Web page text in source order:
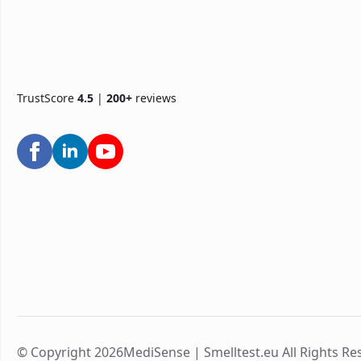
TrustScore 4.5 | 200+ reviews
© Copyright 2026MediSense | Smelltest.eu All Rights